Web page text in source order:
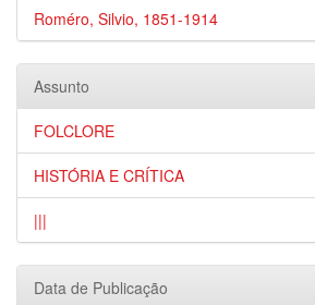
Roméro, Silvio, 1851-1914
Assunto
FOLCLORE
HISTÓRIA E CRÍTICA
|||
Data de Publicação